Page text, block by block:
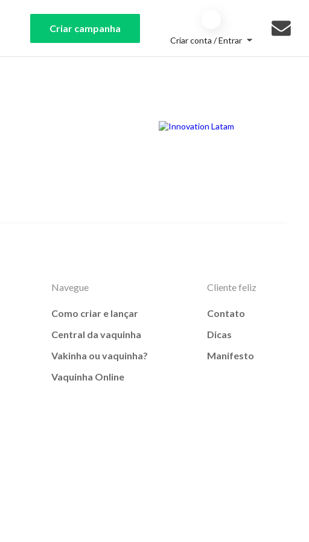
Criar campanha
Criar conta / Entrar
Navegue
Como criar e lançar
Central da vaquinha
Vakinha ou vaquinha?
Vaquinha Online
Cliente feliz
Contato
Dicas
Manifesto